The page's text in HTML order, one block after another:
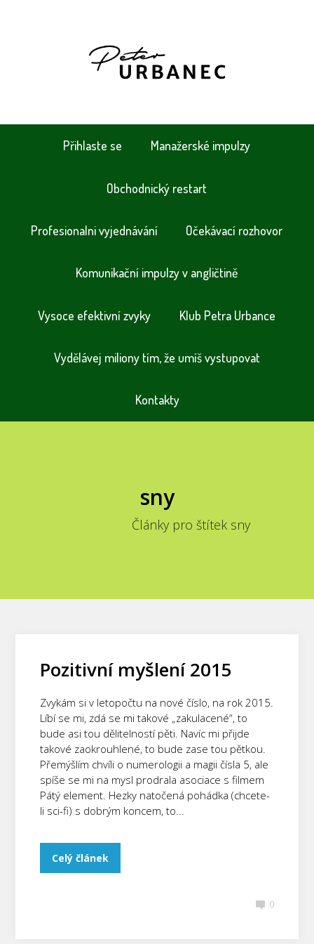
Přihlaste se Manažerské impulzy
Obchodnický restart
Profesionalni vyjednávání Očekávací rozhovor
Komunikační impulzy v angličtině
Vysoce efektivní zvyky Klub Petra Urbance
Vydělávej miliony tím, že umíš vystupovat
Kontakty
sny
Články pro štítek sny
Pozitivní myšlení 2015
Zvykám si v letopočtu na nové číslo, na rok 2015.
Líbí se mi, zdá se mi takové „zakulacené“, to
bude asi tou dělitelností pěti. Navíc mi přijde
takové zaokrouhlené, to bude zase tou pětkou.
Přemýšlím chvíli o numerologii a magii čísla 5, ale
spíše se mi na mysl prodrala asociace s filmem
Pátý element. Hezky natočená pohádka (chcete-
li sci-fi) s dobrým koncem, to...
Celý článek
0